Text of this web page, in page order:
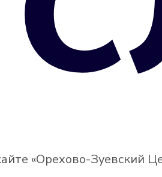
«Орехово-Зуевский